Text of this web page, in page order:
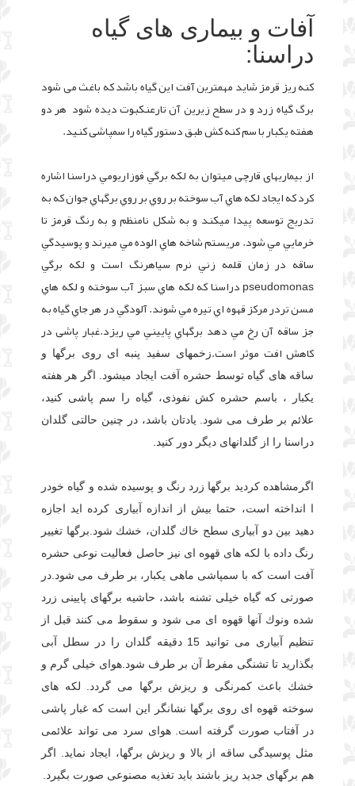
آفات و بیماری های گیاه
دراسنا:
کنه ریز قرمز شاید مهمترین آفت این گیاه باشد که باغث می شود
برگ گیاه زرد و در سطح زیرین آن تارعنکبوت دیده شود هر دو
هفته یکبار با سم کنه کش طبق دستور گیاه را سمپاشی کنید.
از بیماریهای قارچی میتوان به لکه برگي فوزاريومي دراسنا اشاره
کرد که ايجاد لکه هاي آب سوخته بر روي بر روي برگهاي جوان که به
تدريج توسعه پيدا ميکند و به شکل نامنظم و به رنگ قرمز تا
خرمايي مي شود. مريستم شاخه هاي الوده مي ميرند و پوسيدگي
ساقه در زمان قلمه زني نرم سياهرنگ است و لکه برگي
pseudomonas دراسنا که لکه هاي سبز آب سوخته و لکه هاي
مسن تردر مرکز قهوه اي تيره مي شوند. آلودگي در هر جاي گياه به
جز ساقه آن رخ مي دهد برگهاي پاييني مي ريزد.غبار پاشی در
کاهش افت موثر است.زخمهای سفید پنبه ای روی برگها و
ساقه های گیاه توسط حشره آفت ایجاد میشود. اگر هر هفته
یكبار ، باسم حشره كش نفوذی، گیاه را سم پاشی كنید،
علائم بر طرف می شود. یادتان باشد، در چنین حالتی گلدان
دراسنا را از گلدانهای دیگر دور كنید.
اگرمشاهده كردید برگها زرد رنگ و پوسیده شده و گیاه خودر
ا انداخته است، حتما بیش از اندازه آبیاری كرده اید اجازه
دهید بین دو آبیاری سطح خاك گلدان، خشك شود.برگها تغییر
رنگ داده با لكه های قهوه ای نیز حاصل فعالیت نوعی حشره
آفت است كه با سمپاشی ماهی یكبار، بر طرف می شود.در
صورتی كه گیاه خیلی تشنه باشد، حاشیه برگهای پایینی زرد
شده ونوك آنها قهوه ای می شود و سقوط می كنند قبل از
تنظیم آبیاری می توانید 15 دقیقه گلدان را در سطل آبی
بگذارید تا تشنگی مفرط آن بر طرف شود.هوای خیلی گرم و
خشك باعث كمرنگی و ریزش برگها می گردد. لكه های
سوخته قهوه ای روی برگها نشانگر این است كه غبار پاشی
در آفتاب صورت گرفته است. هوای سرد می تواند علائمی
مثل پوسیدگی ساقه از بالا و ریزش برگها، ایجاد نماید. اگر
هم برگهای جدید ریز باشند باید تغذیه مصنوعی صورت بگیرد.